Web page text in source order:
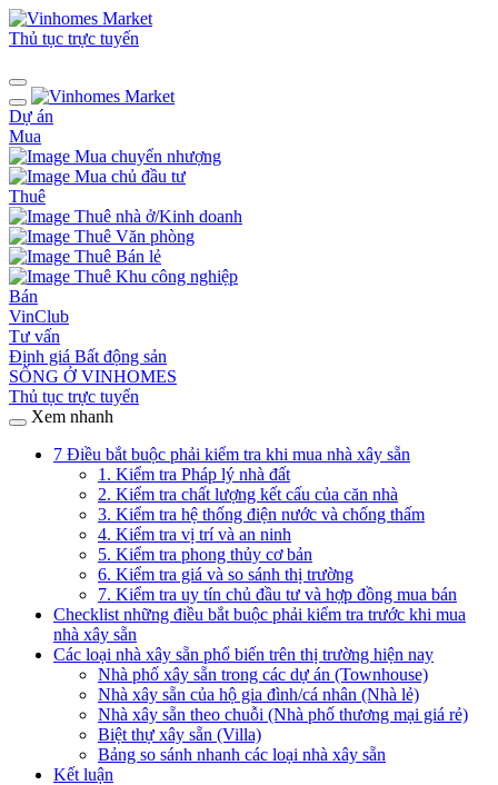
Thủ tục trực tuyến
Dự án
Mua
Mua chuyển nhượng
Mua chủ đầu tư
Thuê
Thuê nhà ở/Kinh doanh
Thuê Văn phòng
Thuê Bán lẻ
Thuê Khu công nghiệp
Bán
VinClub
Tư vấn
Định giá Bất động sản
SỐNG Ở VINHOMES
Thủ tục trực tuyến
Xem nhanh
7 Điều bắt buộc phải kiểm tra khi mua nhà xây sẵn
1. Kiểm tra Pháp lý nhà đất
2. Kiểm tra chất lượng kết cấu của căn nhà
3. Kiểm tra hệ thống điện nước và chống thấm
4. Kiểm tra vị trí và an ninh
5. Kiểm tra phong thủy cơ bản
6. Kiểm tra giá và so sánh thị trường
7. Kiểm tra uy tín chủ đầu tư và hợp đồng mua bán
Checklist những điều bắt buộc phải kiểm tra trước khi mua
nhà xây sẵn
Các loại nhà xây sẵn phổ biến trên thị trường hiện nay
Nhà phố xây sẵn trong các dự án (Townhouse)
Nhà xây sẵn của hộ gia đình/cá nhân (Nhà lẻ)
Nhà xây sẵn theo chuỗi (Nhà phố thương mại giá rẻ)
Biệt thự xây sẵn (Villa)
Bảng so sánh nhanh các loại nhà xây sẵn
Kết luận